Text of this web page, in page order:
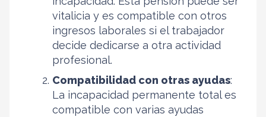
vitalicia y es compatible con otros
ingresos laborales si el trabajador
decide dedicarse a otra actividad
profesional.
Compatibilidad con otras ayudas:
La incapacidad permanente total es
compatible con varias ayudas